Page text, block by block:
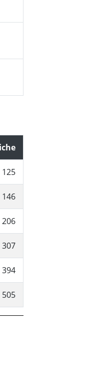
125
146
206
307
394
505